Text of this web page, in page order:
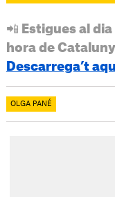
📲 Estigues al
hora de
Descarrega’t
OLGA PANÉ